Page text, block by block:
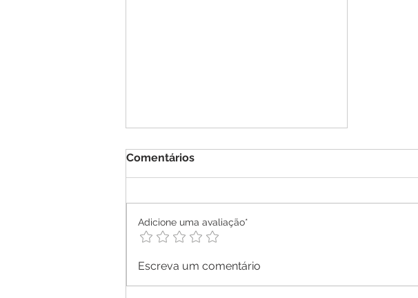
Expedições de Turismo
revelam riquezas culturais e
Comentários
Adicione uma avaliação*
Escreva um comentário